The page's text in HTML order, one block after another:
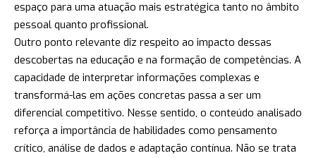
espaço para uma atuação mais estratégica tanto no âmbito
pessoal quanto profissional.
Outro ponto relevante diz respeito ao impacto dessas
descobertas na educação e na formação de competências. A
capacidade de interpretar informações complexas e
transformá-las em ações concretas passa a ser um
diferencial competitivo. Nesse sentido, o conteúdo analisado
reforça a importância de habilidades como pensamento
crítico, análise de dados e adaptação contínua. Não se trata